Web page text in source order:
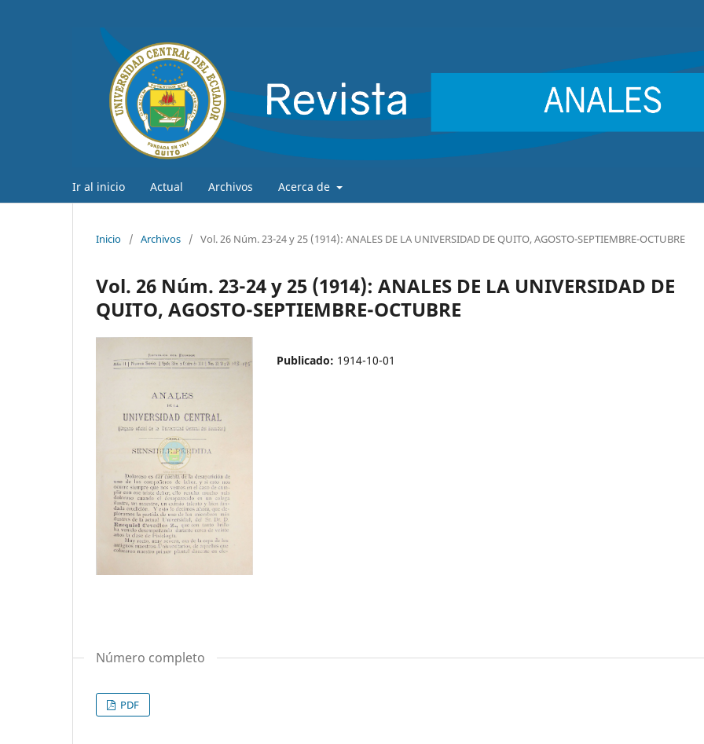
Ir al inicio Actual Archivos Acerca de
Inicio / Archivos / Vol. 26 Núm. 23-24 y 25 (1914): ANALES DE LA UNIVERSIDAD DE QUITO, AGOSTO-SEPTIEMBRE-OCTUBRE
Vol. 26 Núm. 23-24 y 25 (1914): ANALES DE LA UNIVERSIDAD DE
QUITO, AGOSTO-SEPTIEMBRE-OCTUBRE
Publicado: 1914-10-01
Número completo
PDF